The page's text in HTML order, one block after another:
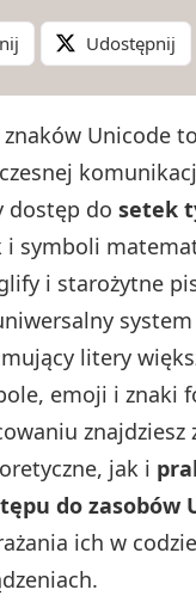
Udostępnij
znaków Unicode
dostęp dosetek
i symboli
i starożytne
litery
emoji i znaki
znajdziesz
jak i
do zasobów
ich w